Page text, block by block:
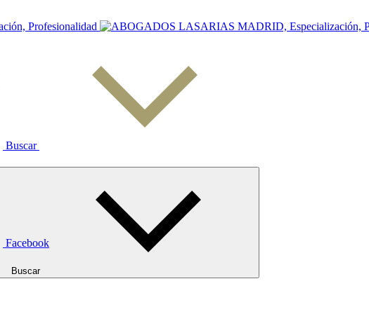
Buscar
Buscar
Facebook